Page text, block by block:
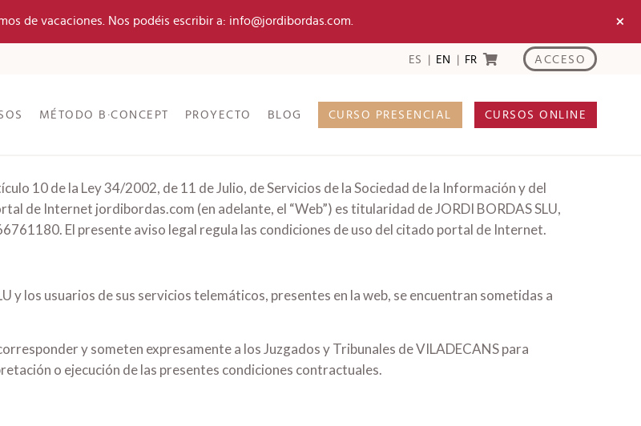
de vacaciones. Nos podéis escribir a: info@jordibordas.com. ×
ES EN FR ACCESO
MÉTODO B·CONCEPT PROYECTO BLOG CURSO PRESENCIAL CURSOS ONLINE
10 de la Ley 34/2002, de 11 de Julio, de Servicios de la Sociedad de la Información y del
de Internet jordibordas.com (en adelante, el “Web”) es titularidad de JORDI BORDAS SLU,
El presente aviso legal regula las condiciones de uso del citado portal de Internet.
y los usuarios de sus servicios telemáticos, presentes en la web, se encuentran sometidas a
y someten expresamente a los Juzgados y Tribunales de VILADECANS para
o ejecución de las presentes condiciones contractuales.